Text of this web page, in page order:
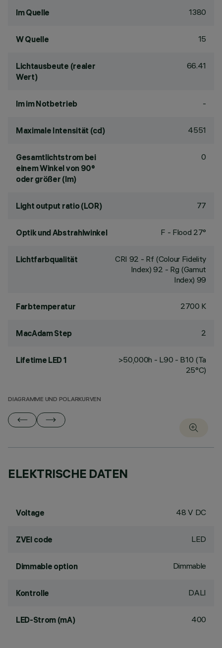
lm Quelle 1380
W Quelle 15
Lichtausbeute (realer
Wert)
66.41
lm im Notbetrieb -
Maximale Intensität (cd) 4551
Gesamtlichtstrom bei
einem Winkel von 90°
oder größer (lm)
0
Light output ratio (LOR) 77
Optik und Abstrahlwinkel F - Flood 27°
Lichtfarbqualität CRI 92 - Rf (Colour Fidelity
Index) 92 - Rg (Gamut
Index) 99
Farbtemperatur 2700 K
MacAdam Step 2
Lifetime LED 1
>50,000h - L90 - B10 (Ta
25°C)
DIAGRAMME UND POLARKURVEN
ELEKTRISCHE DATEN
Voltage 48 V DC
ZVEI code LED
Dimmable option Dimmable
Kontrolle DALI
LED-Strom (mA) 400